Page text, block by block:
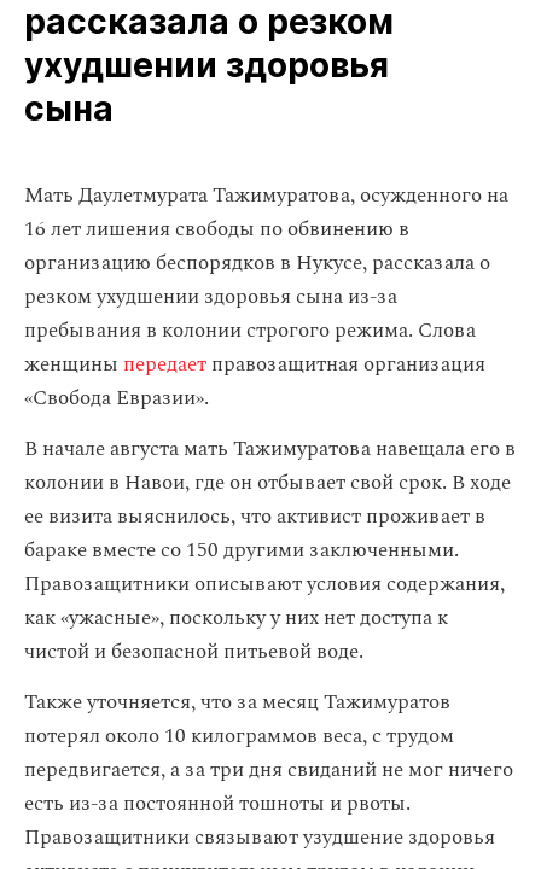
рассказала о резком
ухудшении здоровья
сына
Мать Даулетмурата Тажимуратова, осужденного на
16 лет лишения свободы по обвинению в
организацию беспорядков в Нукусе, рассказала о
резком ухудшении здоровья сына из-за
пребывания в колонии строгого режима. Слова
женщины передаетправозащитная организация
«Свобода Евразии».
В начале августа мать Тажимуратова навещала его в
колонии в Навои, где он отбывает свой срок. В ходе
ее визита выяснилось, что активист проживает в
бараке вместе со 150 другими заключенными.
Правозащитники описывают условия содержания,
как «ужасные», поскольку у них нет доступа к
чистой и безопасной питьевой воде.
Также уточняется, что за месяц Тажимуратов
потерял около 10 килограммов веса, с трудом
передвигается, а за три дня свиданий не мог ничего
есть из-за постоянной тошноты и рвоты.
Правозащитники связывают узудшение здоровья